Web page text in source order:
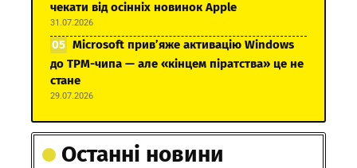
чекати від осінніх новинок Apple
31.07.2026
Microsoft прив’яже активацію Windows
до TPM-чипа — але «кінцем піратства» це не
стане
29.07.2026
Останні новини